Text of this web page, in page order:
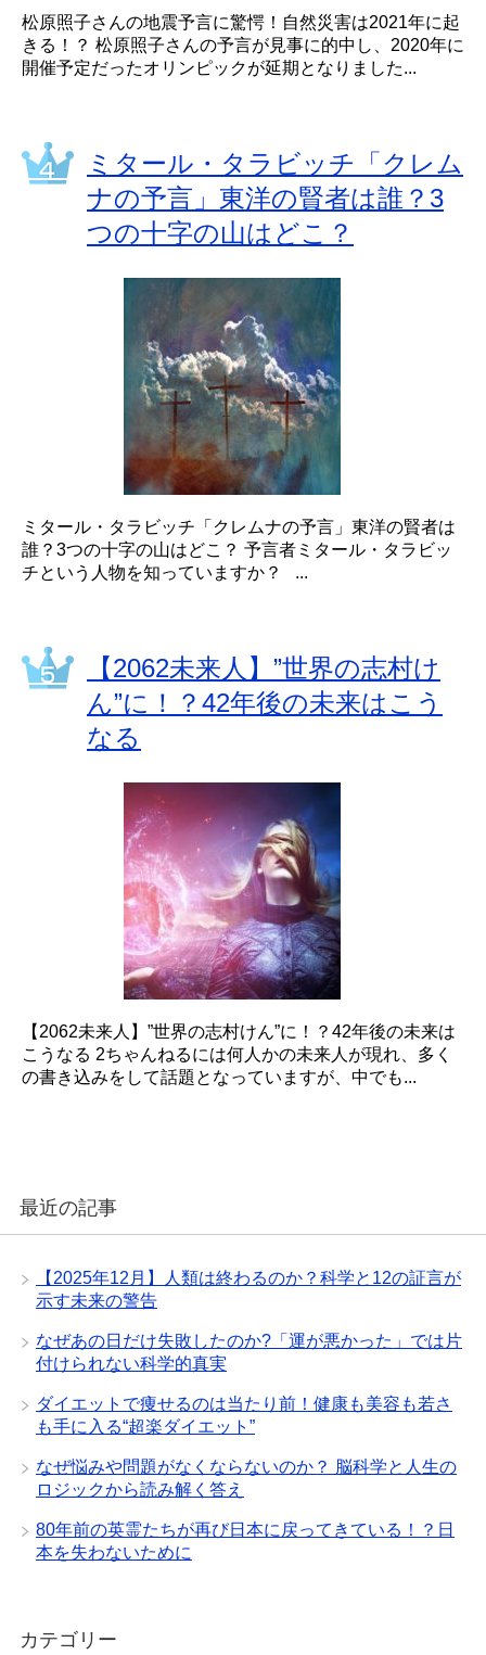
松原照子さんの地震予言に驚愕！自然災害は2021年に起
きる！？ 松原照子さんの予言が見事に的中し、2020年に
開催予定だったオリンピックが延期となりました...
ミタール・タラビッチ「クレム
ナの予言」東洋の賢者は誰？3
つの十字の山はどこ？
ミタール・タラビッチ「クレムナの予言」東洋の賢者は
誰？3つの十字の山はどこ？ 予言者ミタール・タラビッ
チという人物を知っていますか？ ...
【2062未来人】”世界の志村け
ん”に！？42年後の未来はこう
なる
【2062未来人】”世界の志村けん”に！？42年後の未来は
こうなる 2ちゃんねるには何人かの未来人が現れ、多く
の書き込みをして話題となっていますが、中でも...
最近の記事
【2025年12月】人類は終わるのか？科学と12の証言が
示す未来の警告
なぜあの日だけ失敗したのか?「運が悪かった」では片
付けられない科学的真実
ダイエットで痩せるのは当たり前！健康も美容も若さ
も手に入る“超楽ダイエット”
なぜ悩みや問題がなくならないのか？ 脳科学と人生の
ロジックから読み解く答え
80年前の英霊たちが再び日本に戻ってきている！？日
本を失わないために
カテゴリー